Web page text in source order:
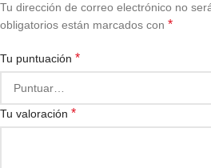
Tu dirección de correo electrónico no
obligatorios están marcados con *
Tu puntuación *
Tu valoración *